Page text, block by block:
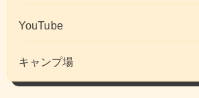
YouTube
キャンプ場